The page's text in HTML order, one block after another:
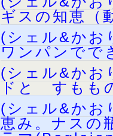
ギスの知恵（
(シェル&かお
ワンパンでで
(シェル&かお
ドと すもも
(シェル&かお
恵み。ナスの